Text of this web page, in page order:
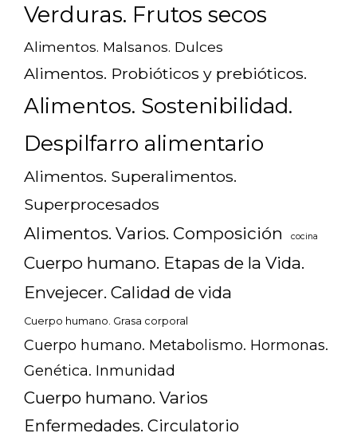
Verduras. Frutos secos
Alimentos. Malsanos. Dulces
Alimentos. Probióticos y prebióticos.
Alimentos. Sostenibilidad.
Despilfarro alimentario
Alimentos. Superalimentos.
Superprocesados
Alimentos. Varios. Composición cocina
Cuerpo humano. Etapas de la Vida.
Envejecer. Calidad de vida
Cuerpo humano. Grasa corporal
Cuerpo humano. Metabolismo. Hormonas.
Genética. Inmunidad
Cuerpo humano. Varios
Enfermedades. Circulatorio